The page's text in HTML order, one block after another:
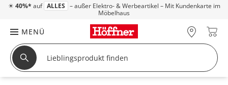
☀ 40%* auf ALLES – außer Elektro- & Werbeartikel – Mit Kundenkarte im
Möbelhaus
MENÜ